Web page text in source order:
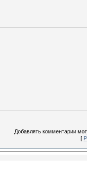
Добавлять комментарии
[